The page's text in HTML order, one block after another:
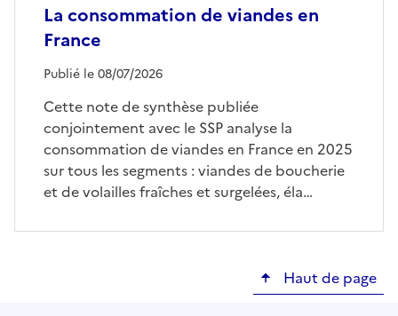
La consommation de viandes en
France
Publié le 08/07/2026
Cette note de synthèse publiée
conjointement avec le SSP analyse la
consommation de viandes en France en 2025
sur tous les segments : viandes de boucherie
et de volailles fraîches et surgelées, éla…
Haut de page